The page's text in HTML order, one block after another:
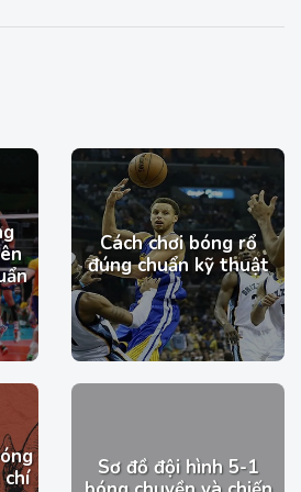
Cách chơi bóng rổ
đúng chuẩn kỹ thuật
chí
Sơ đồ đội hình 5-1